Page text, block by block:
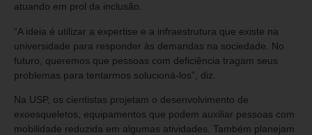
atuando em prol da inclusão.
“A ideia é utilizar a expertise e a infraestrutura que existe na
universidade para responder às demandas na sociedade. No
futuro, queremos que pessoas com deficiência tragam seus
problemas para tentarmos solucioná-los”, diz.
Na USP, os cientistas projetam o desenvolvimento de
exoesqueletos, equipamentos que podem auxiliar pessoas com
mobilidade reduzida em algumas atividades. Também planejam